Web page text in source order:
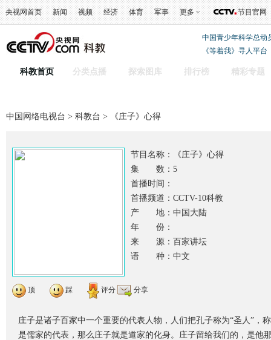
央视网首页 新闻 视频 经济 体育 军事 更多 节目官网
中国青少年科学总动
《等着我》寻人平台
科教首页 分类点播 探索图库 排行榜 精彩专题
中国网络电视台 > 科教台 > 《庄子》心得
节目名称：
《庄子》心得
集 数：5
首播时间：
首播频道：CCTV-10科教
产 地：中国大陆
年 份：
来 源：百家讲坛
语 种：中文
顶 踩 评分 分享
庄子是诸子百家中一个重要的代表人物，人们把孔子称为“圣人”，
是儒家的代表，那么庄子就是道家的化身。庄子留给我们的，是他